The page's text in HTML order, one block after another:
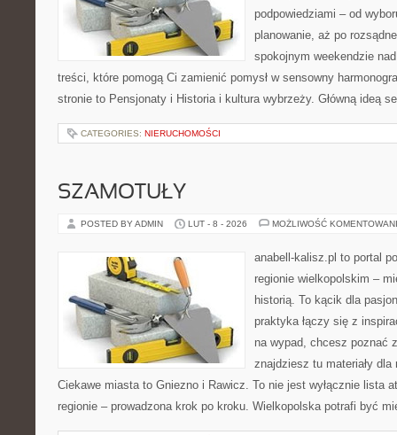
podpowiedziami – od
planowanie, aż po
spokojnym weekendzie
treści, które pomogą Ci zamienić pomysł w sensowny
stronie to Pensjonaty i Historia i kultura wybrzeży. Główną ideą
CATEGORIES: NIERUCHOMOŚCI
SZAMOTUŁY
POSTED BY ADMIN LUT - 8 - 2026 MOŻLIWOŚĆ
anabell-kalisz.pl to portal
regionie wielkopolskim –
historią. To kącik dla
praktyka łączy się z
na wypad, chcesz poznać
znajdziesz tu materiały
Ciekawe miasta to Gniezno i Rawicz. To nie jest wyłącznie lista
regionie – prowadzona krok po kroku. Wielkopolska potrafi być